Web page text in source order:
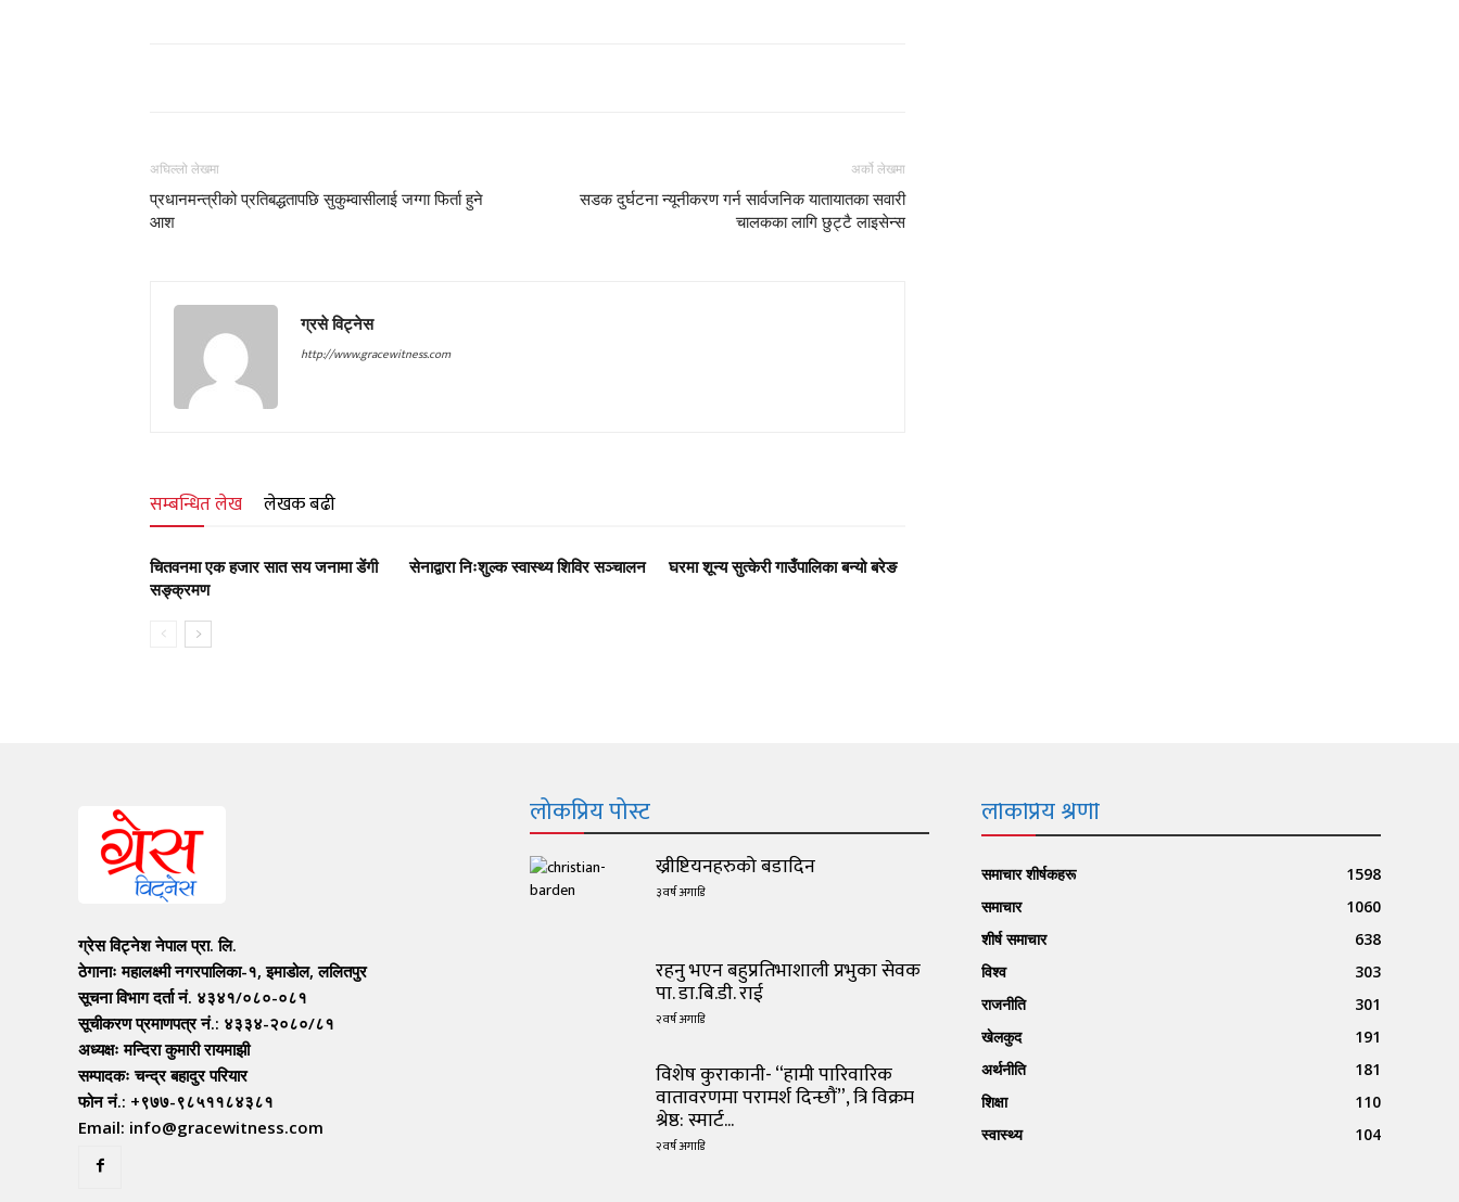
अघिल्लो लेखमा
प्रधानमन्त्रीको प्रतिबद्धतापछि सुकुम्वासीलाई जग्गा फिर्ता हुने
आश
अर्को लेखमा
सडक दुर्घटना न्यूनीकरण गर्न सार्वजनिक यातायातका सवारी
चालकका लागि छुट्टै लाइसेन्स
ग्रसे विट्नेस
http://www.gracewitness.com
सम्बन्धित लेख लेखक बढी
चितवनमा एक हजार सात सय जनामा डेंगी
सङ्क्रमण
सेनाद्वारा निःशुल्क स्वास्थ्य शिविर सञ्चालन घरमा शून्य सुत्केरी गाउँपालिका बन्यो बरेङ
ग्रेस विट्नेश नेपाल प्रा. लि.
ठेगानाः महालक्ष्मी नगरपालिका-१, इमाडोल, ललितपुर
सूचना विभाग दर्ता नं. ४३४१/०८०-०८१
सूचीकरण प्रमाणपत्र नं.: ४३३४-२०८०/८१
अध्यक्षः मन्दिरा कुमारी रायमाझी
सम्पादकः चन्द्र बहादुर परियार
फोन नं.: +९७७-९८५११८४३८१
Email: info@gracewitness.com
लोकप्रिय पोस्ट
ख्रीष्टियनहरुको बडादिन
३ वर्ष अगाडि
रहनु भएन बहुप्रतिभाशाली प्रभुका सेवक
पा. डा.बि.डी. राई
२ वर्ष अगाडि
विशेष कुराकानी- “हामी पारिवारिक
वातावरणमा परामर्श दिन्छौं”, त्रि विक्रम
श्रेष्ठ: स्मार्ट...
२ वर्ष अगाडि
लोकप्रिय श्रेणी
समाचार शीर्षकहरू
1598
समाचार
1060
शीर्ष समाचार
638
विश्व
303
राजनीति
301
खेलकुद
191
अर्थनीति
181
शिक्षा
110
स्वास्थ्य
104